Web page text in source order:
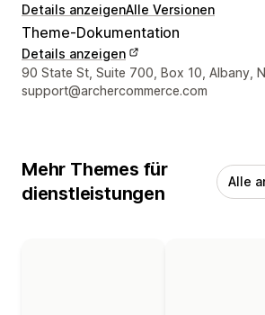
Details anzeigenAlle Versionen
Theme-Dokumentation
Details anzeigen
Designer-Kontaktdaten
90 State St, Suite 700, Box 10, Albany,
support@archercommerce.com
Mehr Themes für
dienstleistungen
Alle